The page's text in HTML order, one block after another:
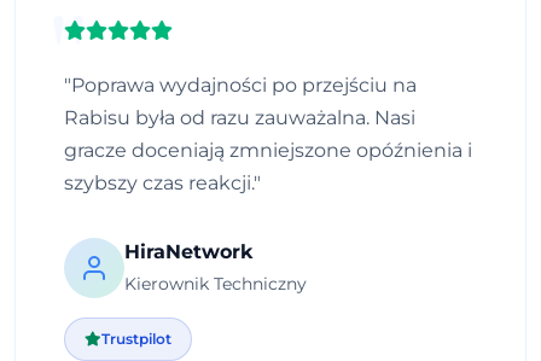
"Poprawa wydajności po przejściu na
Rabisu była od razu zauważalna. Nasi
gracze doceniają zmniejszone opóźnienia i
szybszy czas reakcji."
HiraNetwork
Kierownik Techniczny
Trustpilot